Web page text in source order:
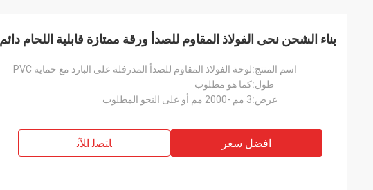
بناء الشحن نحى الفولاذ المقاوم للصدأ ورقة ممتازة قابلية اللحام دائم
اسم المنتج:لوحة الفولاذ المقاوم للصدأ المدرفلة على البارد مع حماية PVC
طول:كما هو مطلوب
عرض:3 مم -2000 مم أو على النحو المطلوب
افضل سعر ﺎﺘﺼﻟ ﺍﻶﻧ